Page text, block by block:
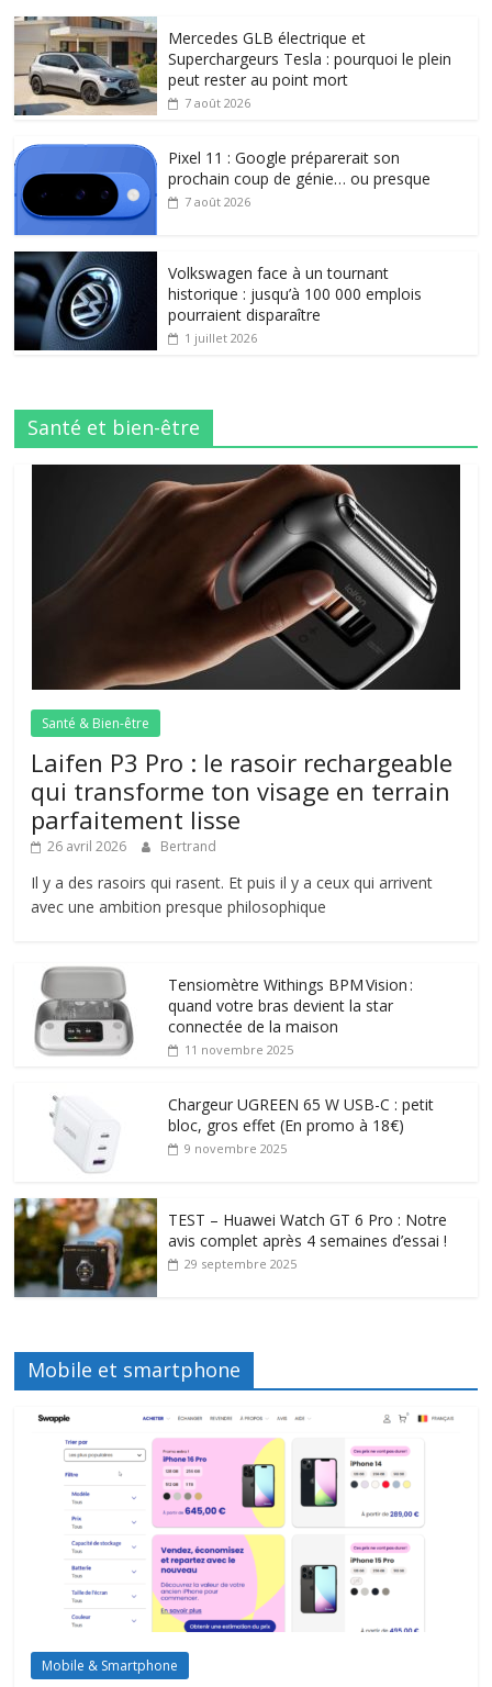
Mercedes GLB électrique et
Superchargeurs Tesla : pourquoi le plein
peut rester au point mort
7 août 2026
Pixel 11 : Google préparerait son
prochain coup de génie… ou presque
7 août 2026
Volkswagen face à un tournant
historique : jusqu’à 100 000 emplois
pourraient disparaître
1 juillet 2026
Santé et bien-être
Santé & Bien-être
Laifen P3 Pro : le rasoir rechargeable
qui transforme ton visage en terrain
parfaitement lisse
26 avril 2026 Bertrand
Il y a des rasoirs qui rasent. Et puis il y a ceux qui arrivent
avec une ambition presque philosophique
Tensiomètre Withings BPM Vision :
quand votre bras devient la star
connectée de la maison
11 novembre 2025
Chargeur UGREEN 65 W USB-C : petit
bloc, gros effet (En promo à 18€)
9 novembre 2025
TEST – Huawei Watch GT 6 Pro : Notre
avis complet après 4 semaines d’essai !
29 septembre 2025
Mobile et smartphone
Mobile & Smartphone